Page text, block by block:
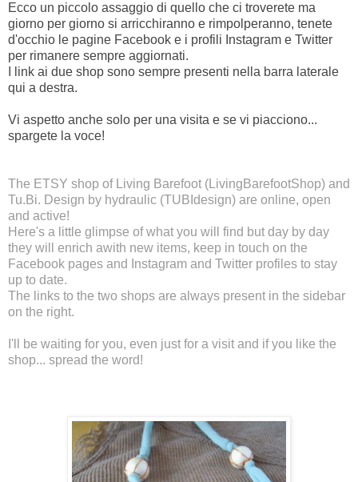
Ecco un piccolo assaggio di quello che ci troverete ma
giorno per giorno si arricchiranno e rimpolperanno, tenete
d'occhio le pagine Facebook e i profili Instagram e Twitter
per rimanere sempre aggiornati.
I link ai due shop sono sempre presenti nella barra laterale
qui a destra.
Vi aspetto anche solo per una visita e se vi piacciono...
spargete la voce!
The ETSY shop of Living Barefoot ( LivingBarefootShop) and
Tu.Bi. Design by hydraulic (TUBIdesign) are online, open
and active!
Here's a little glimpse of what you will find but day by day
they will enrich awith new items, keep in touch on the
Facebook pages and Instagram and Twitter profiles to stay
up to date.
The links to the two shops are always present in the sidebar
on the right.
I'll be waiting for you, even just for a visit and if you like the
shop... spread the word!